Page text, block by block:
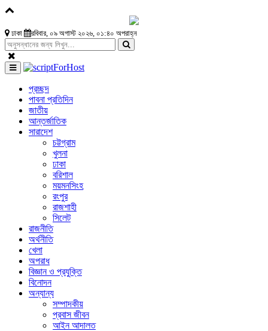
ঢাকা রবিবার, ০৯ অগাস্ট ২০২৬, ০১:৪০ অপরাহ্ন
প্রচ্ছদ
পাবনা প্রতিদিন
জাতীয়
আন্তর্জাতিক
সারাদেশ
চট্টগ্রাম
খুলনা
ঢাকা
বরিশাল
ময়মনসিংহ
রংপুর
রাজশাহী
সিলেট
রাজনীতি
অর্থনীতি
খেলা
অপরাধ
বিজ্ঞান ও প্রযুক্তি
বিনোদন
অন্যান্য
সম্পাদকীয়
প্রবাস জীবন
আইন আদালত